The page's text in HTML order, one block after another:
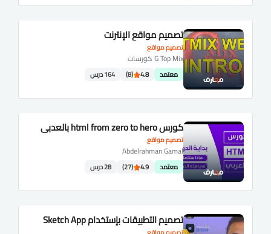
تصميم مواقع
تصميم مواقع الإنترنت
G Top Mix كورسات
معتمد 4.8
(8) 164 درس
تصميم مواقع
كورس html from zero to hero بالعدبي
Abdelrahman Gamal
معتمد 4.9
(27) 28 درس
تصميم التطبيقات بإستخدام Sketch App